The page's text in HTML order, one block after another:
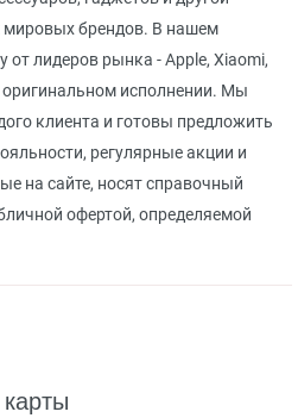
мировых брендов. В нашем
от лидеров рынка - Apple, Xiaomi,
исполнении. Мы
клиента и готовы предложить
регулярные акции и
на сайте, носят справочный
офертой, определяемой